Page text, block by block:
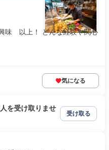
味 以上！ どんな経験や関心
気になる
を受け取りませ
受け取る